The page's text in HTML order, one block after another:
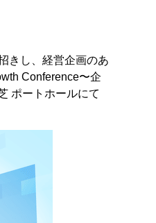
きし、経営企画のあ
Conference〜企
ポートホールにて